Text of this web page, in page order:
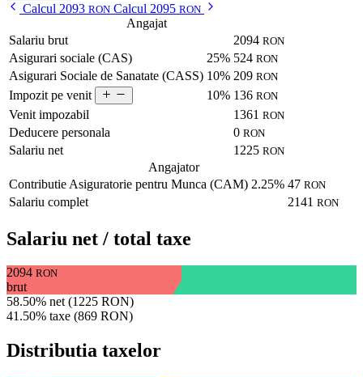
Calcul 2093 RON Calcul 2095 RON
Angajat
Salariu brut
2094 RON
Asigurari sociale (CAS) 25% 524 RON
Asigurari Sociale de Sanatate (CASS) 10% 209 RON
Impozit pe venit 10% 136 RON
Venit impozabil 1361 RON
Deducere personala 0 RON
Salariu net 1225 RON
Angajator
Contributie Asiguratorie pentru Munca (CAM) 2.25% 47 RON
Salariu complet 2141 RON
Salariu net / total taxe
2094 RON
brut
58.50% net (1225 RON)
41.50% taxe (869 RON)
Distributia taxelor